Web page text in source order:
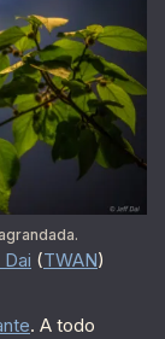
(TWAN)
. A todo